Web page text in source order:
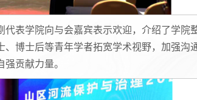
表学院向与会嘉宾表示欢迎，介绍了学院
博士后等青年学者拓宽学术视野，加强沟
贡献力量。